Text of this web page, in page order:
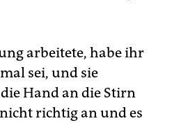
arbeitete, habe ihr
sei, und sie
Hand an die Stirn
richtig an und es